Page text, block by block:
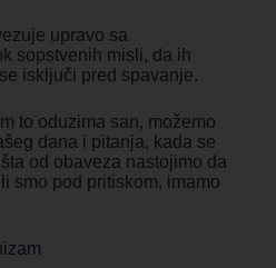
upravo sa
sopstvenih misli, da ih
isključi pred spavanje.
to oduzima san, možemo
dana i pitanja, kada se
od obaveza nastojimo da
smo pod pritiskom, imamo